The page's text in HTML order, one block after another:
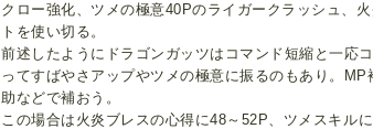
クロー強化、ツメの極意40Pのライガークラッシュ、
トを使い切る。
前述したようにドラゴンガッツはコマンド短縮と一応
ってすばやさアップやツメの極意に振るのもあり。
助などで補おう。
この場合は火炎ブレスの心得に48～52P、ツメスキル